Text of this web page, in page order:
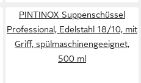
PINTINOX Suppenschüssel
Professional, Edelstahl 18/10, mit
Griff, spülmaschinengeeignet,
500 ml